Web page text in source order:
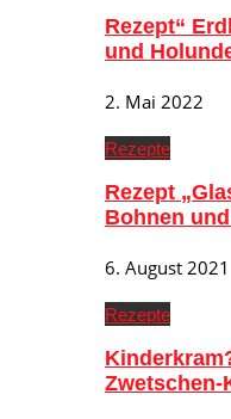
Rezept“
und
2. Mai 2022
Rezepte
Rezept
Bohnen
6. August 2021
Rezepte